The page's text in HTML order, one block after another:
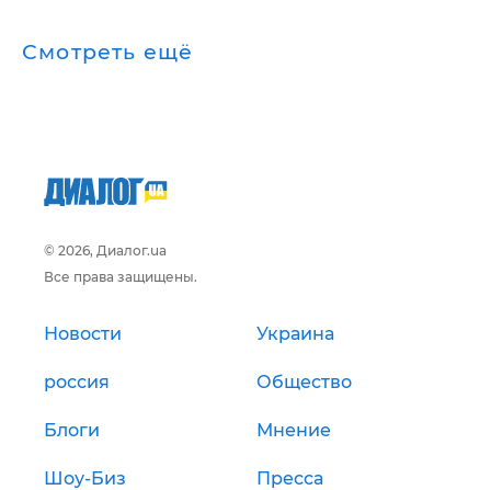
Смотреть ещё
© 2026, Диалог.ua
Все права защищены.
Новости Украина
россия Общество
Блоги Мнение
Шоу-Биз Пресса